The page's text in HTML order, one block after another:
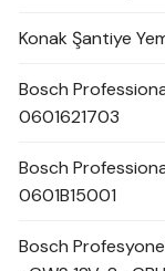
Konak Şantiye
Bosch
0601621703
Bosch
0601B15001
Bosch